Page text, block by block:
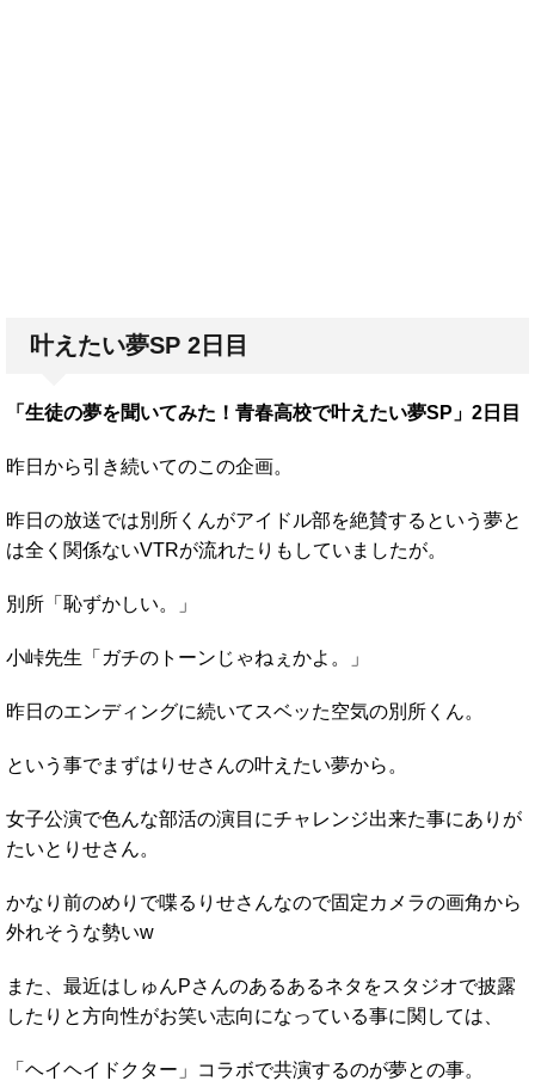
叶えたい夢SP 2日目
「生徒の夢を聞いてみた！青春高校で叶えたい夢SP」2日目
昨日から引き続いてのこの企画。
昨日の放送では別所くんがアイドル部を絶賛するという夢と
は全く関係ないVTRが流れたりもしていましたが。
別所「恥ずかしい。」
小峠先生「ガチのトーンじゃねぇかよ。」
昨日のエンディングに続いてスベッた空気の別所くん。
という事でまずはりせさんの叶えたい夢から。
女子公演で色んな部活の演目にチャレンジ出来た事にありが
たいとりせさん。
かなり前のめりで喋るりせさんなので固定カメラの画角から
外れそうな勢いw
また、最近はしゅんPさんのあるあるネタをスタジオで披露
したりと方向性がお笑い志向になっている事に関しては、
「ヘイヘイドクター」コラボで共演するのが夢との事。